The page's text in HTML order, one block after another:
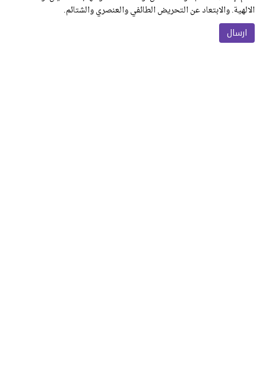
الالهية. والابتعاد عن التحريض الطائفي والعنصري والشتائم.